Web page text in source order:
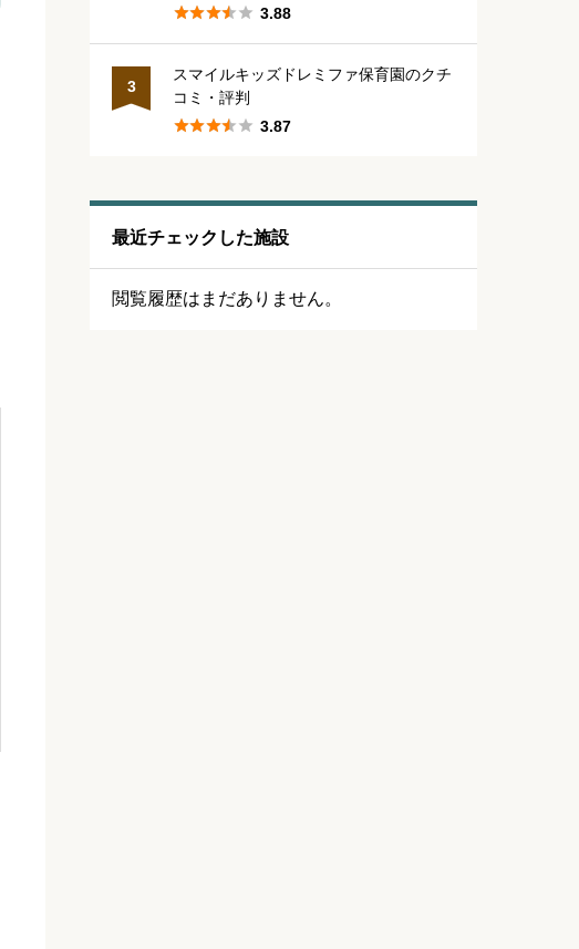
 3.88
3
スマイルキッズドレミファ保育園のクチ
コミ・評判
 3.87
最近チェックした施設
閲覧履歴はまだありません。